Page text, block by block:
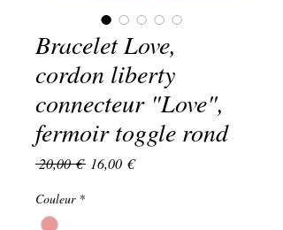
Bracelet Love,
cordon liberty
connecteur "Love",
fermoir toggle rond
20,00 € Prix
16,00 €Prix
Couleur *